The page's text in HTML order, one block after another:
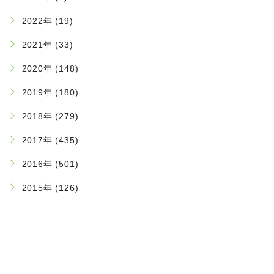
2022年 (19)
2021年 (33)
2020年 (148)
2019年 (180)
2018年 (279)
2017年 (435)
2016年 (501)
2015年 (126)